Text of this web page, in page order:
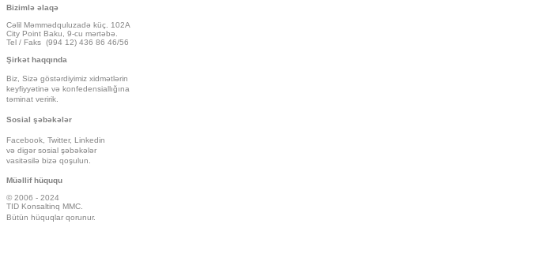
Bizimlə əlaqə
Cəlil Məmmədquluzadə küç. 102A
City Point Baku, 9-cu mərtəbə.
Tel / Faks (994 12) 436 86 46/56
Şirkət haqqında
Biz, Sizə göstərdiyimiz xidmətlərin
keyfiyyətinə və konfedensiallığına
təminat veririk.
Sosial şəbəkələr
Facebook, Twitter, Linkedin
və digər sosial şəbəkələr
vasitəsilə bizə qoşulun.
Müəllif hüququ
© 2006 - 2024
TID Konsaltinq MMC.
Bütün hüquqlar qorunur.